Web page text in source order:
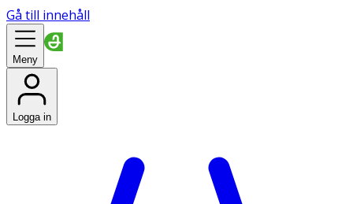
Gå till innehåll
Meny
Logga in